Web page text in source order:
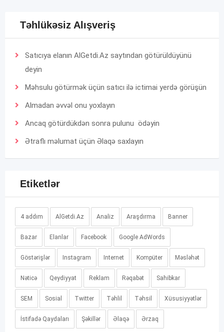
Təhlükəsiz Alışveriş
Satıcıya elanın AlGetdi.Az saytından götürüldüyünü
deyin
Məhsulu götürmək üçün satıcı ilə ictimai yerdə görüşün
Almadan əvvəl onu yoxlayın
Ancaq götürdükdən sonra pulunu ödəyin
Ətraflı məlumat üçün Əlaqə saxlayın
Etiketlər
4 addım AlGetdi.Az Analiz Araşdırma Banner
Bazar Elanlar Facebook Google AdWords
Göstərişlər Instagram Internet Kompüter Məsləhət
Nəticə Qeydiyyat Reklam Rəqabət Sahibkar
SEM Sosial Twitter Təhlil Təhsil Xüsusiyyətlər
İstifadə Qaydaları Şəkillər Əlaqə Ərzaq